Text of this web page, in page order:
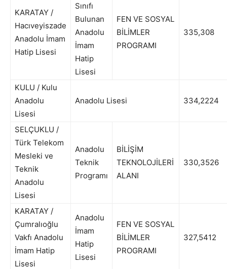
KARATAY /
Hacıveyiszade
Anadolu İmam
Hatip Lisesi
Sınıfı
Bulunan
Anadolu
İmam
Hatip
Lisesi
FEN VE SOSYAL
BİLİMLER
PROGRAMI
335,308
KULU / Kulu
Anadolu
Lisesi
Anadolu Lisesi 334,2224
SELÇUKLU /
Türk Telekom
Mesleki ve
Teknik
Anadolu
Lisesi
Anadolu
Teknik
Programı
BİLİŞİM
TEKNOLOJİLERİ
ALANI
330,3526
KARATAY /
Çumralıoğlu
Vakfı Anadolu
İmam Hatip
Lisesi
Anadolu
İmam
Hatip
Lisesi
FEN VE SOSYAL
BİLİMLER
PROGRAMI
327,5412